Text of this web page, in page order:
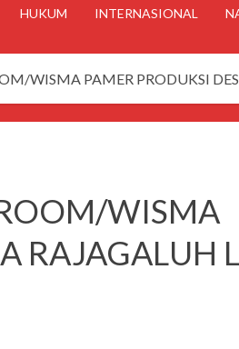
HUKUM INTERNASIONAL
WISMA PAMER PRODUKSI
WISMA
RAJAGALUH